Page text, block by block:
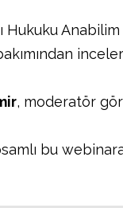
Anabilim
, moderatör
bu